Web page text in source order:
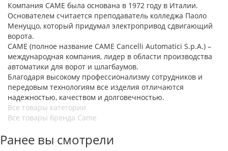
Компания CAME была основана в 1972 году в Италии.
Основателем считается преподаватель колледжа Паоло
Менуццо, который придумал электропривод сдвигающий
ворота.
CAME (полное название CAME Cancelli Automatici S.p.A.) –
международная компания, лидер в области производства
автоматики для ворот и шлагбаумов.
Благодаря высокому профессионализму сотрудников и
передовым технологиям все изделия отличаются
надежностью, качеством и долговечностью.
Все товары категории
Все товары бренда Came
Ранее вы смотрели